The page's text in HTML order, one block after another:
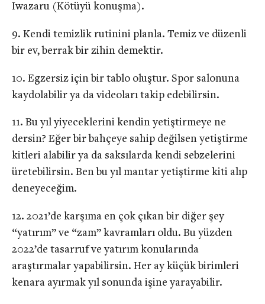
Iwazaru (Kötüyü konuşma).
Kendi temizlik rutinini planla. Temiz ve düzenli
bir ev, berrak bir zihin demektir.
Egzersiz için bir tablo oluştur. Spor salonuna
kaydolabilir ya da videoları takip edebilirsin.
Bu yıl yiyeceklerini kendin yetiştirmeye ne
dersin? Eğer bir bahçeye sahip değilsen yetiştirme
kitleri alabilir ya da saksılarda kendi sebzelerini
üretebilirsin. Ben bu yıl mantar yetiştirme kiti alıp
deneyeceğim.
2021’de karşıma en çok çıkan bir diğer şey
“yatırım” ve “zam” kavramları oldu. Bu yüzden
2022’de tasarruf ve yatırım konularında
araştırmalar yapabilirsin. Her ay küçük birimleri
kenara ayırmak yıl sonunda işine yarayabilir.